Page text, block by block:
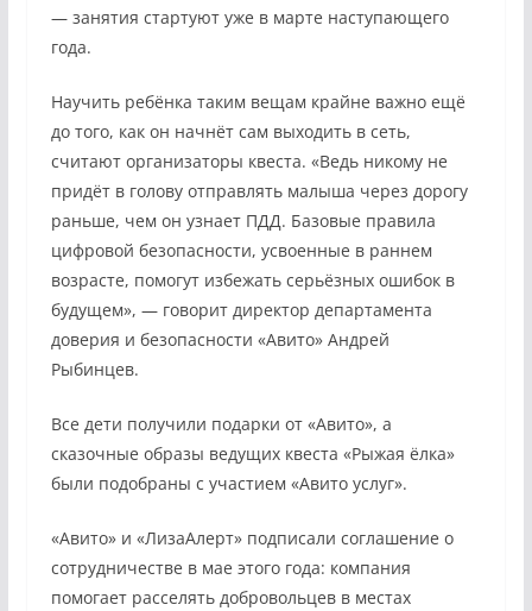
— занятия стартуют уже в марте наступающего
года.
Научить ребёнка таким вещам крайне важно ещё
до того, как он начнёт сам выходить в сеть,
считают организаторы квеста. «Ведь никому не
придёт в голову отправлять малыша через дорогу
раньше, чем он узнает ПДД. Базовые правила
цифровой безопасности, усвоенные в раннем
возрасте, помогут избежать серьёзных ошибок в
будущем», — говорит директор департамента
доверия и безопасности «Авито» Андрей
Рыбинцев.
Все дети получили подарки от «Авито», а
сказочные образы ведущих квеста «Рыжая ёлка»
были подобраны с участием «Авито услуг».
«Авито» и «ЛизаАлерт» подписали соглашение о
сотрудничестве в мае этого года: компания
помогает расселять добровольцев в местах